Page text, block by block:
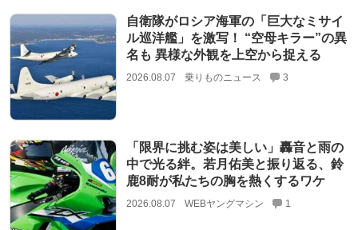
自衛隊がロシア海軍の「巨大なミサイ
ル巡洋艦」を激写！ “空母キラー”の異
名も 異様な外観を上空から捉える
2026.08.07 乗りものニュース 3
「限界に挑む姿は美しい」轟音と雨の
中で光る絆。若月佑美と振り返る、鈴
鹿8耐が私たちの胸を熱くするワケ
2026.08.07 WEBヤングマシン 1